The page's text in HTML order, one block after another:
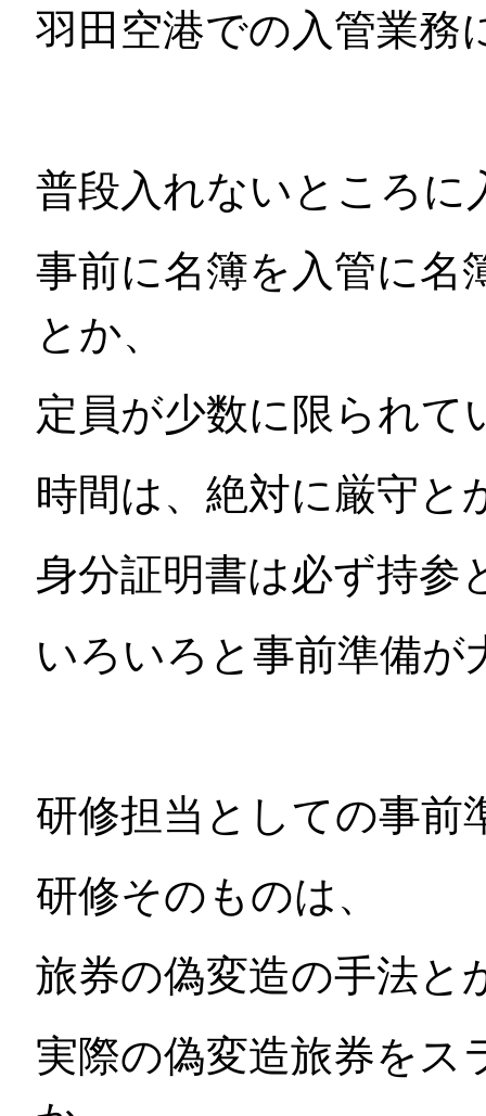
羽田空港での入管業務
普段入れないところに
事前に名簿を入管に名
とか、
定員が少数に限られて
時間は、絶対に厳守と
身分証明書は必ず持参
いろいろと事前準備が
研修担当としての事前
研修そのものは、
旅券の偽変造の手法と
実際の偽変造旅券をス